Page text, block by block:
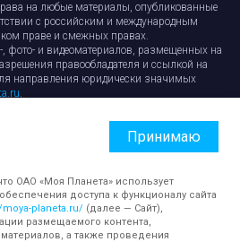
на любые материалы, опубликованные
с российским и международным
праве и смежных правах.
фото- и видеоматериалов, размещенных на
правообладателя и ссылкой на
направления юридически значимых
.
файлами
Обработка персональных данных
Принимаю
ОАО «Моя Планета» использует
доступа к функционалу сайта
planeta.ru/ (далее — Сайт),
размещаемого контента,
а также проведения